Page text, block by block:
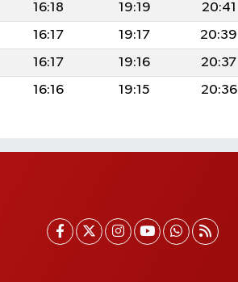
16:18 19:19
20:41
16:17 19:17
20:39
16:17 19:16
20:37
16:16 19:15 20:36